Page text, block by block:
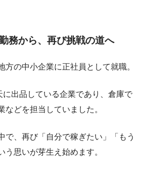
務から、再び挑戦の道へ
方の中小企業に正社員として就職。
に出品している企業であり、倉庫で
などを担当していました。
で、再び「自分で稼ぎたい」「もう
う思いが芽生え始めます。